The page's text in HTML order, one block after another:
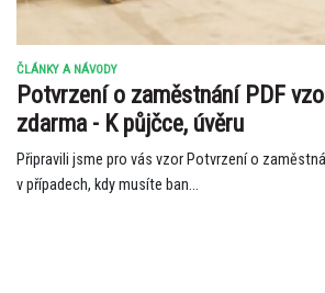
ČLÁNKY A NÁVODY
Potvrzení o zaměstnání PDF
zdarma - K půjčce, úvěru
Připravili jsme pro vás vzor Potvrzení o
v případech, kdy musíte ban...